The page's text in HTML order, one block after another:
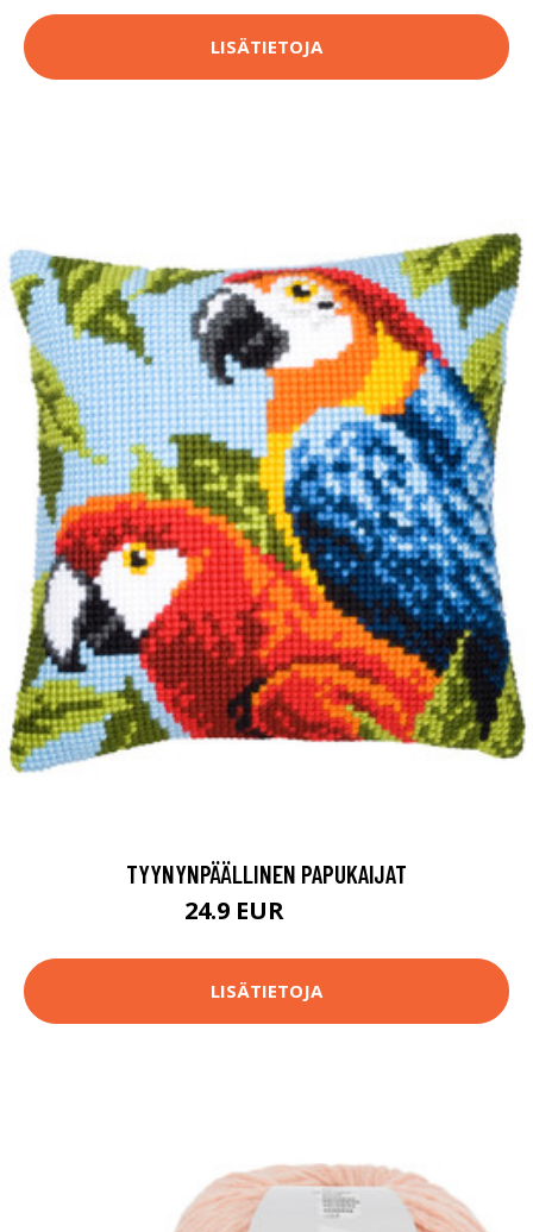
LISÄTIETOJA
TYYNYNPÄÄLLINEN PAPUKAIJAT
24.9 EUR
LISÄTIETOJA